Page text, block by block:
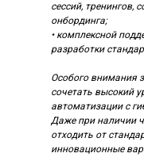
сессий, тренингов,
онбординга;
• комплексной
разработки
Особого внимания
сочетать высокий
автоматизации с
Даже при наличии
отходить от
инновационные